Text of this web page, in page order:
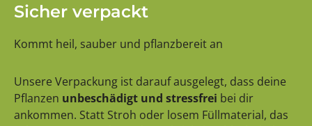
Sicher verpackt
Kommt heil, sauber und pflanzbereit an
Unsere Verpackung ist darauf ausgelegt, dass deine
Pflanzen unbeschädigt und stressfrei bei dir
ankommen. Statt Stroh oder losem Füllmaterial, das